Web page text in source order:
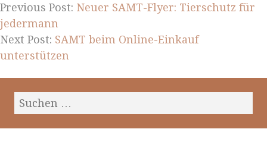
Previous Post: Neuer SAMT-Flyer: Tierschutz für
jedermann
Next Post: SAMT beim Online-Einkauf
unterstützen